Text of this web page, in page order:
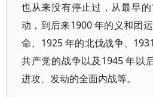
也从来没有停止过，从最早
动，到后来1900 年的义和团
命、1925 年的北伐战争、
共产党的战争以及1945 年以
进攻、发动的全面内战等。